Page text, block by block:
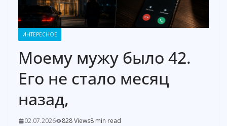
ИНТЕРЕСНОЕ
Моему мужу было 42.
Его не стало месяц
назад,
02.07.2026 828 Views8 min read